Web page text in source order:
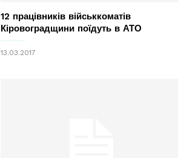
12 працівників військкоматів
Кіровоградщини поїдуть в АТО
13.03.2017